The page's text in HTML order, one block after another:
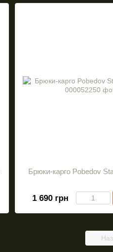
Брюки-карго Pobedov
1 690 грн